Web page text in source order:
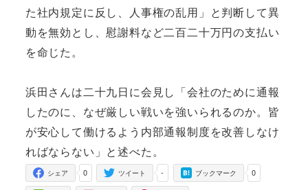
た社内規定に反し、人事権の乱用」と判断して異
動を無効とし、慰謝料など二百二十万円の支払い
を命じた。
浜田さんは二十九日に会見し「会社のために通報
したのに、なぜ厳しい戦いを強いられるのか。皆
が安心して働けるよう内部通報制度を改善しなけ
ればならない」と述べた。
0
シェア -
ツイート 0
ブックマーク